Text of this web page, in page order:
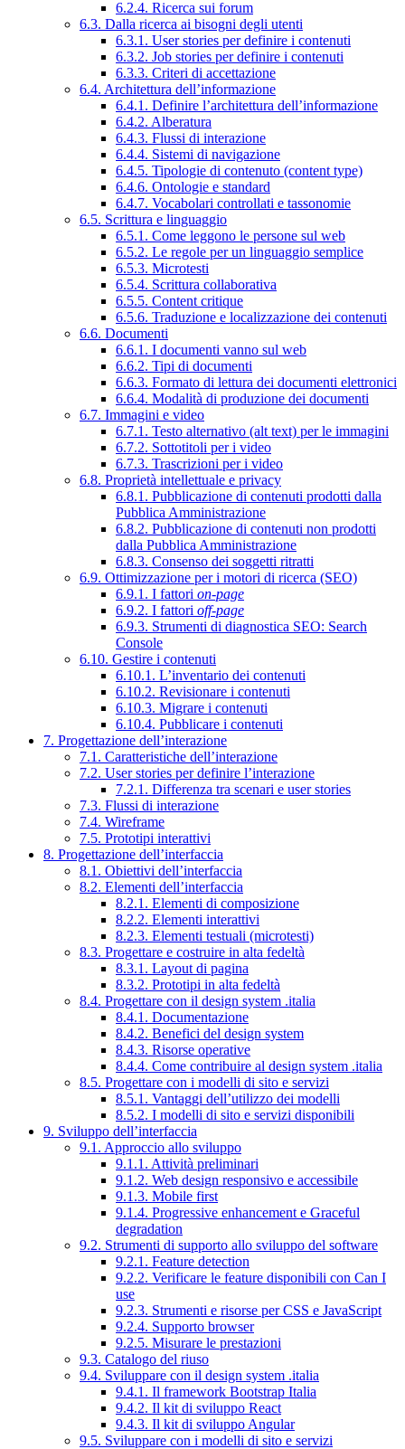
6.2.4. Ricerca sui forum
6.3. Dalla ricerca ai bisogni degli utenti
6.3.1. User stories per definire i contenuti
6.3.2. Job stories per definire i contenuti
6.3.3. Criteri di accettazione
6.4. Architettura dell’informazione
6.4.1. Definire l’architettura dell’informazione
6.4.2. Alberatura
6.4.3. Flussi di interazione
6.4.4. Sistemi di navigazione
6.4.5. Tipologie di contenuto (content type)
6.4.6. Ontologie e standard
6.4.7. Vocabolari controllati e tassonomie
6.5. Scrittura e linguaggio
6.5.1. Come leggono le persone sul web
6.5.2. Le regole per un linguaggio semplice
6.5.3. Microtesti
6.5.4. Scrittura collaborativa
6.5.5. Content critique
6.5.6. Traduzione e localizzazione dei contenuti
6.6. Documenti
6.6.1. I documenti vanno sul web
6.6.2. Tipi di documenti
6.6.3. Formato di lettura dei documenti elettronici
6.6.4. Modalità di produzione dei documenti
6.7. Immagini e video
6.7.1. Testo alternativo (alt text) per le immagini
6.7.2. Sottotitoli per i video
6.7.3. Trascrizioni per i video
6.8. Proprietà intellettuale e privacy
6.8.1. Pubblicazione di contenuti prodotti dalla
Pubblica Amministrazione
6.8.2. Pubblicazione di contenuti non prodotti
dalla Pubblica Amministrazione
6.8.3. Consenso dei soggetti ritratti
6.9. Ottimizzazione per i motori di ricerca (SEO)
6.9.1. I fattori on-page
6.9.2. I fattori off-page
6.9.3. Strumenti di diagnostica SEO: Search
Console
6.10. Gestire i contenuti
6.10.1. L’inventario dei contenuti
6.10.2. Revisionare i contenuti
6.10.3. Migrare i contenuti
6.10.4. Pubblicare i contenuti
7. Progettazione dell’interazione
7.1. Caratteristiche dell’interazione
7.2. User stories per definire l’interazione
7.2.1. Differenza tra scenari e user stories
7.3. Flussi di interazione
7.4. Wireframe
7.5. Prototipi interattivi
8. Progettazione dell’interfaccia
8.1. Obiettivi dell’interfaccia
8.2. Elementi dell’interfaccia
8.2.1. Elementi di composizione
8.2.2. Elementi interattivi
8.2.3. Elementi testuali (microtesti)
8.3. Progettare e costruire in alta fedeltà
8.3.1. Layout di pagina
8.3.2. Prototipi in alta fedeltà
8.4. Progettare con il design system .italia
8.4.1. Documentazione
8.4.2. Benefici del design system
8.4.3. Risorse operative
8.4.4. Come contribuire al design system .italia
8.5. Progettare con i modelli di sito e servizi
8.5.1. Vantaggi dell’utilizzo dei modelli
8.5.2. I modelli di sito e servizi disponibili
9. Sviluppo dell’interfaccia
9.1. Approccio allo sviluppo
9.1.1. Attività preliminari
9.1.2. Web design responsivo e accessibile
9.1.3. Mobile first
9.1.4. Progressive enhancement e Graceful
degradation
9.2. Strumenti di supporto allo sviluppo del software
9.2.1. Feature detection
9.2.2. Verificare le feature disponibili con Can I
use
9.2.3. Strumenti e risorse per CSS e JavaScript
9.2.4. Supporto browser
9.2.5. Misurare le prestazioni
9.3. Catalogo del riuso
9.4. Sviluppare con il design system .italia
9.4.1. Il framework Bootstrap Italia
9.4.2. Il kit di sviluppo React
9.4.3. Il kit di sviluppo Angular
9.5. Sviluppare con i modelli di sito e servizi